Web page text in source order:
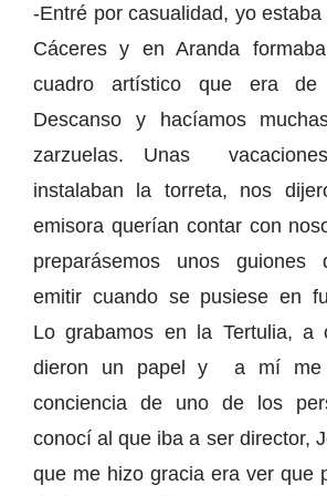
-Entré por casualidad, yo
Cáceres y en Aranda
cuadro artístico que era de
Descanso y hacíamos
zarzuelas. Unas
instalaban la torreta, nos
emisora querían contar con
preparásemos unos guiones
emitir cuando se pusiese en
Lo grabamos en la Tertulia, a
dieron un papel y a mí me
conciencia de uno de los
conocí al que iba a ser director,
que me hizo gracia era ver que